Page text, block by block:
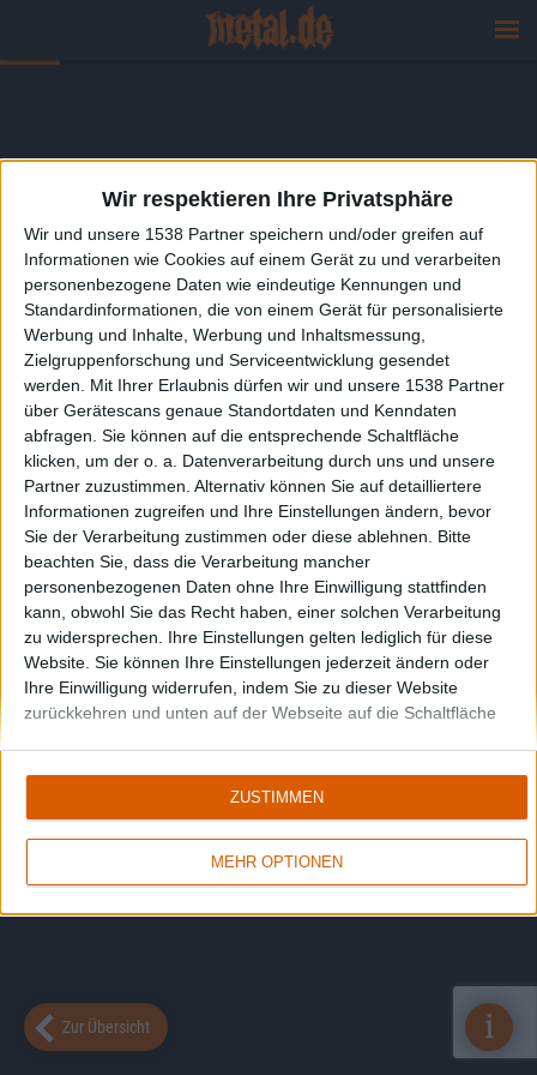
Wir respektieren Ihre Privatsphäre
Wir und unsere 1538 Partner speichern und/oder greifen auf
Informationen wie Cookies auf einem Gerät zu und verarbeiten
personenbezogene Daten wie eindeutige Kennungen und
Standardinformationen, die von einem Gerät für personalisierte
Werbung und Inhalte, Werbung und Inhaltsmessung,
Zielgruppenforschung und Serviceentwicklung gesendet
werden.
Mit Ihrer Erlaubnis dürfen wir und unsere 1538 Partner
über Gerätescans genaue Standortdaten und Kenndaten
abfragen. Sie können auf die entsprechende Schaltfläche
klicken, um der o. a. Datenverarbeitung durch uns und unsere
Partner zuzustimmen. Alternativ können Sie auf detailliertere
Informationen zugreifen und Ihre Einstellungen ändern, bevor
Sie der Verarbeitung zustimmen oder diese ablehnen.
Bitte
beachten Sie, dass die Verarbeitung mancher
personenbezogenen Daten ohne Ihre Einwilligung stattfinden
kann, obwohl Sie das Recht haben, einer solchen Verarbeitung
zu widersprechen. Ihre Einstellungen gelten lediglich für diese
Website. Sie können Ihre Einstellungen jederzeit ändern oder
Ihre Einwilligung widerrufen, indem Sie zu dieser Website
zurückkehren und unten auf der Webseite auf die Schaltfläche
MEHR OPTIONEN
ZUSTIMMEN
Zur Übersicht i